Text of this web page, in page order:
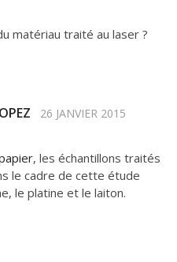
matériau traité au laser ?
26 JANVIER 2015
, les échantillons traités
le cadre de cette étude
le platine et le laiton.